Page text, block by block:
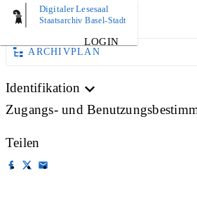
Digitaler Lesesaal
Staatsarchiv Basel-Stadt
LOGIN
AKTE
ARCHIVPLAN
Identifikation
Zugangs- und
Teilen